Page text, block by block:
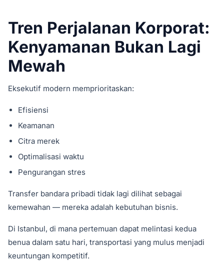
Tren Perjalanan Korporat:
Kenyamanan Bukan Lagi
Mewah
Eksekutif modern memprioritaskan:
Efisiensi
Keamanan
Citra merek
Optimalisasi waktu
Pengurangan stres
Transfer bandara pribadi tidak lagi dilihat sebagai
kemewahan — mereka adalah kebutuhan bisnis.
Di Istanbul, di mana pertemuan dapat melintasi kedua
benua dalam satu hari, transportasi yang mulus menjadi
keuntungan kompetitif.